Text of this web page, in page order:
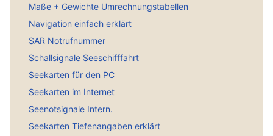
Maße + Gewichte Umrechnungstabellen
Navigation einfach erklärt
SAR Notrufnummer
Schallsignale Seeschifffahrt
Seekarten für den PC
Seekarten im Internet
Seenotsignale Intern.
Seekarten Tiefenangaben erklärt